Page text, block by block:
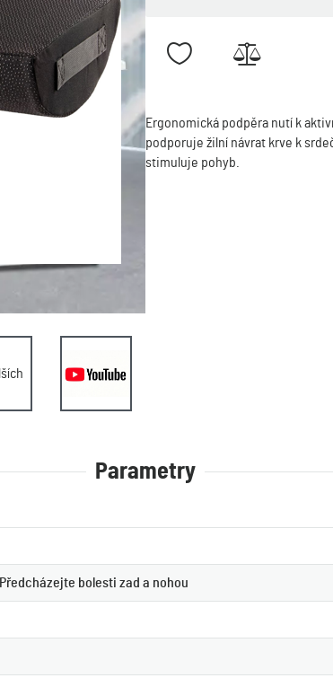
Ergonomická podpěra nutí k
podporuje žilní návrat krve k
stimuluje pohyb.
Parametry
Předcházejte bolesti zad a nohou